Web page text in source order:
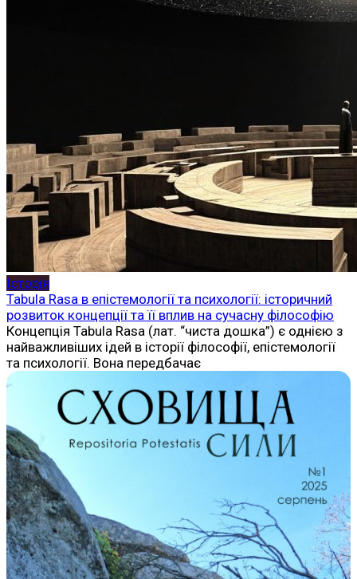
Історія
Tabula Rasa в епістемології та психології: історичний
розвиток концепції та її вплив на сучасну філософію
Концепція Tabula Rasa (лат. “чиста дошка”) є однією з
найважливіших ідей в історії філософії, епістемології
та психології. Вона передбачає